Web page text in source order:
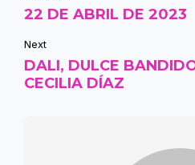
22 DE ABRIL DE 2023
Next
DALI, DULCE
CECILIA DÍAZ